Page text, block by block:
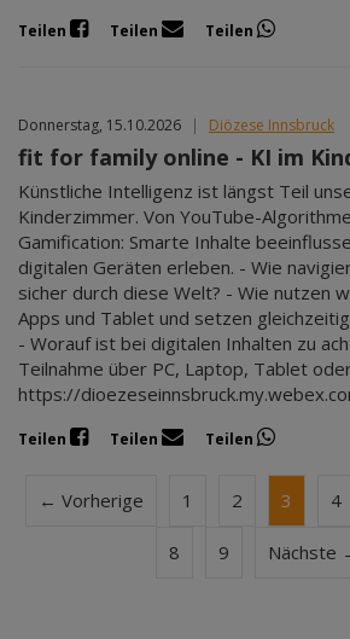
Teilen Teilen Teilen
Donnerstag, 15.10.2026 | Diözese Innsbruck
fit for family online - KI im
Künstliche Intelligenz ist längst Teil
Kinderzimmer. Von YouTube-
Gamification: Smarte Inhalte
digitalen Geräten erleben. - Wie
sicher durch diese Welt? - Wie nutzen
Apps und Tablet und setzen
- Worauf ist bei digitalen Inhalten zu
Teilnahme über PC, Laptop, Tablet
https://
Teilen Teilen Teilen
← Vorherige 1 2 3 4
8 9 Nächste